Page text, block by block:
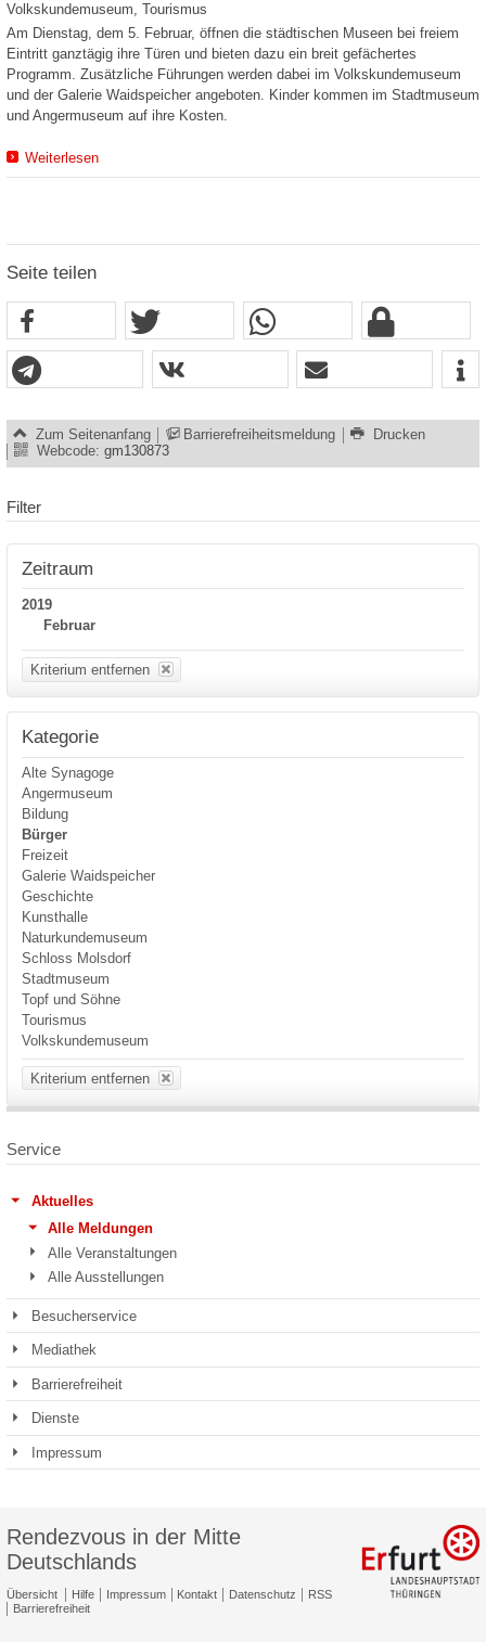
Volkskundemuseum, Tourismus
Am Dienstag, dem 5. Februar, öffnen die städtischen Museen bei freiem
Eintritt ganztägig ihre Türen und bieten dazu ein breit gefächertes
Programm. Zusätzliche Führungen werden dabei im Volkskundemuseum
und der Galerie Waidspeicher angeboten. Kinder kommen im Stadtmuseum
und Angermuseum auf ihre Kosten.
Weiterlesen
Seite teilen
Zum Seitenanfang Barrierefreiheitsmeldung
Drucken
Webcode: gm130873
Filter
Zeitraum
2019
Februar
Kriterium entfernen
Kategorie
Alte Synagoge
Angermuseum
Bildung
Bürger
Freizeit
Galerie Waidspeicher
Geschichte
Kunsthalle
Naturkundemuseum
Schloss Molsdorf
Stadtmuseum
Topf und Söhne
Tourismus
Volkskundemuseum
Kriterium entfernen
Service
Aktuelles
Alle Meldungen
Alle Veranstaltungen
Alle Ausstellungen
Besucherservice
Mediathek
Barrierefreiheit
Dienste
Impressum
Rendezvous in der Mitte
Deutschlands
Übersicht Hilfe Impressum Kontakt Datenschutz
RSS
Barrierefreiheit